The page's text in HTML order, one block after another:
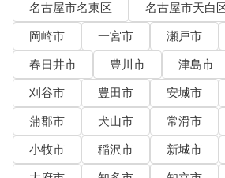
名古屋市名東区
名古屋市天白
岡崎市
一宮市 瀬戸市
春日井市
豊川市 津島市
刈谷市
豊田市 安城市
蒲郡市
犬山市 常滑市
小牧市
稲沢市 新城市